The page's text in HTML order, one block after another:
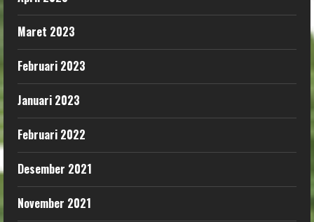
Maret 2023
Februari 2023
Januari 2023
Februari 2022
Desember 2021
November 2021